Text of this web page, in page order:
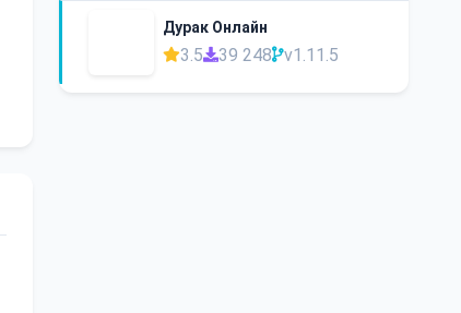
Дурак Онлайн
3.5 39 248 v1.11.5